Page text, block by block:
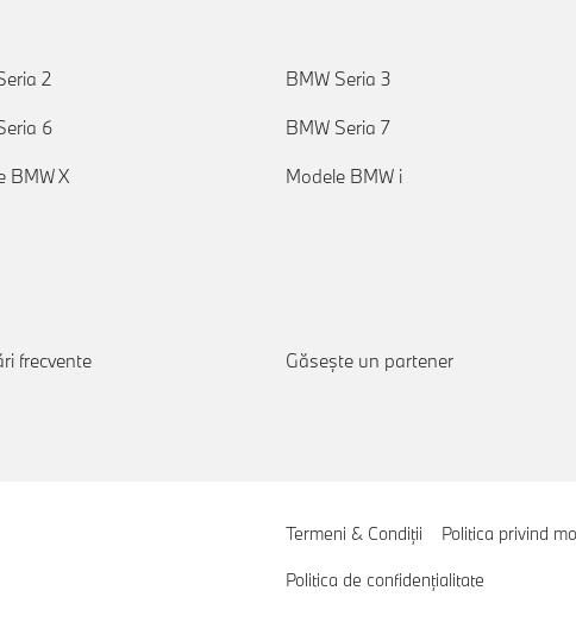
2 BMW Seria 3
6 BMW Seria 7
BMW X Modele BMW i
frecvente Găseşte un partener
Termeni & Condiţii Politica privind
Politica de confidenţialitate